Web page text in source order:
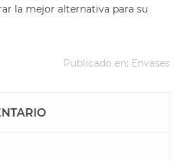
la mejor alternativa para su
Publicado en: Envases